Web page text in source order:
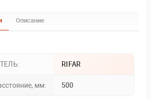
Описание
RIFAR
мм: 500